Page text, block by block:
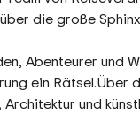
die große
Abenteurer und
ein Rätsel.Über
und